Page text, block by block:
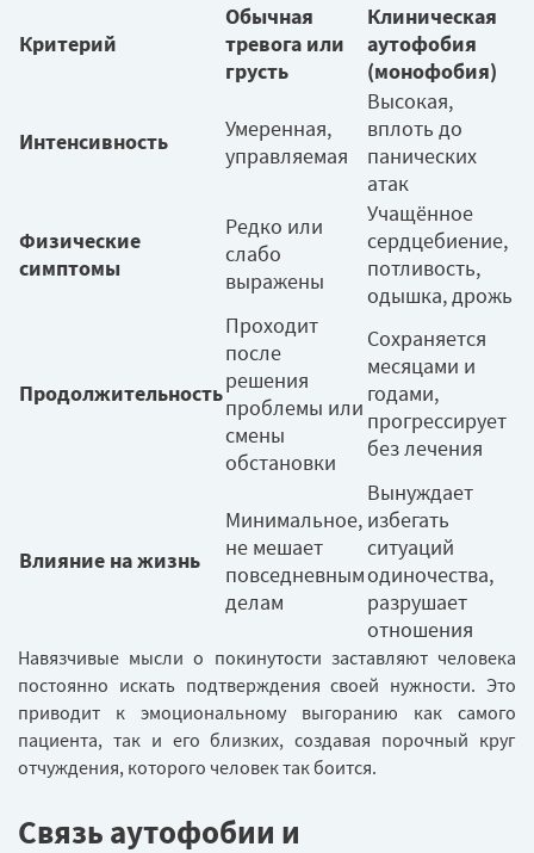
Критерий
Обычная
тревога или
грусть
Клиническая
аутофобия
(монофобия)
Интенсивность
Умеренная,
управляемая
Высокая,
вплоть до
панических
атак
Физические
симптомы
Редко или
слабо
выражены
Учащённое
сердцебиение,
потливость,
одышка, дрожь
Продолжительность
Проходит
после
решения
проблемы или
смены
обстановки
Сохраняется
месяцами и
годами,
прогрессирует
без лечения
Влияние на жизнь
Минимальное,
не мешает
повседневным
делам
Вынуждает
избегать
ситуаций
одиночества,
разрушает
отношения
Навязчивые мысли о покинутости заставляют человека
постоянно искать подтверждения своей нужности. Это
приводит к эмоциональному выгоранию как самого
пациента, так и его близких, создавая порочный круг
отчуждения, которого человек так боится.
Связь аутофобии и